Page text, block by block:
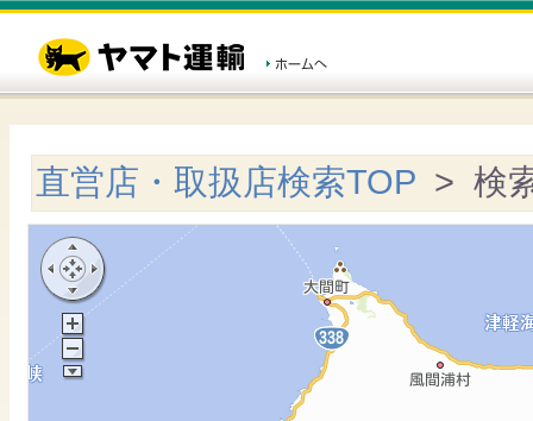
直営店・取扱店検索TOP > 検